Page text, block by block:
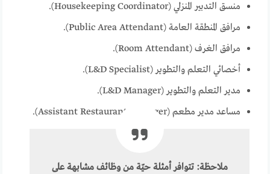
منسق التدبير المنزلي (Housekeeping Coordinator).
مرافق المنطقة العامة (Public Area Attendant).
مرافق الغرف (Room Attendant).
أخصائي التعلم والتطوير (L&D Specialist).
مدير التعلم والتطوير (L&D Manager).
مساعد مدير مطعم (Assistant Restaurant Manager).
ملاحظة: تتوافر أمثلة حيّة من وظائف مشابهة على